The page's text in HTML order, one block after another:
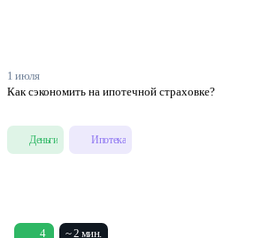
1 июля
Как сэкономить на ипотечной страховке?
Деньги Ипотека
4 ~ 2 мин.